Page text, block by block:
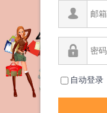
自动登录